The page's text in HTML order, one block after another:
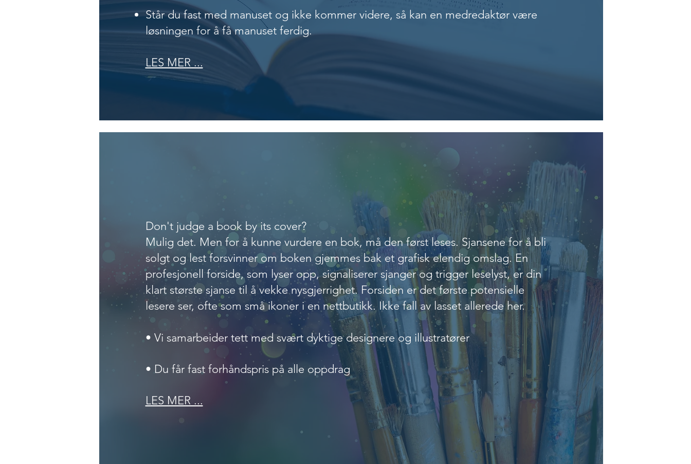
Står du fast med manuset og ikke kommer videre, så kan en medredaktør være
løsningen for å få manuset ferdig.
LES MER ...
Sterke bokomslag og illustrasjoner
Don't judge a book by its cover?
Mulig det. Men for å kunne vurdere en bok, må den først leses. Sjansene for å bli
solgt og lest forsvinner om boken gjemmes bak et grafisk elendig omslag. En
profesjonell forside, som lyser opp, signaliserer sjanger og trigger leselyst, er din
klart største sjanse til å vekke nysgjerrighet. Forsiden er det første potensielle
lesere ser, ofte som små ikoner i en nettbutikk. Ikke fall av lasset allerede her.
• Vi samarbeider tett med svært dyktige designere og illustratører
• Du får fast forhåndspris på alle oppdrag
​LES MER ...